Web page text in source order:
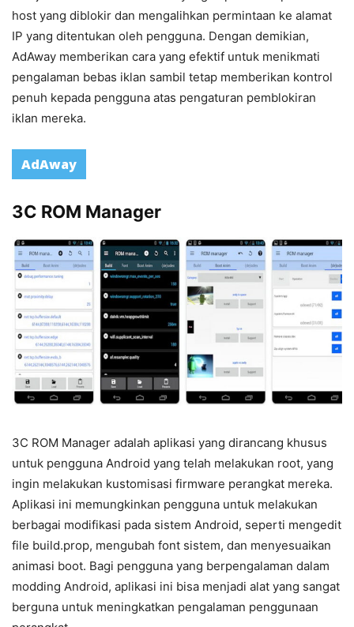
host yang diblokir dan mengalihkan permintaan ke alamat
IP yang ditentukan oleh pengguna. Dengan demikian,
AdAway memberikan cara yang efektif untuk menikmati
pengalaman bebas iklan sambil tetap memberikan kontrol
penuh kepada pengguna atas pengaturan pemblokiran
iklan mereka.
AdAway
3C ROM Manager
3C ROM Manager adalah aplikasi yang dirancang khusus
untuk pengguna Android yang telah melakukan root, yang
ingin melakukan kustomisasi firmware perangkat mereka.
Aplikasi ini memungkinkan pengguna untuk melakukan
berbagai modifikasi pada sistem Android, seperti mengedit
file build.prop, mengubah font sistem, dan menyesuaikan
animasi boot. Bagi pengguna yang berpengalaman dalam
modding Android, aplikasi ini bisa menjadi alat yang sangat
berguna untuk meningkatkan pengalaman penggunaan